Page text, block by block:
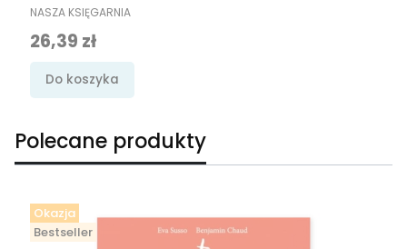
PRODUCENT
NASZA KSIĘGARNIA
Cena promocyjna
26,39 zł
Do koszyka
Polecane produkty
Okazja
Bestseller